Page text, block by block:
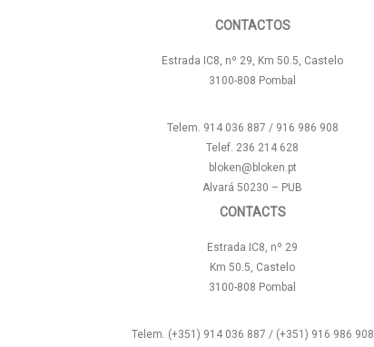
CONTACTOS
Estrada IC8, nº 29, Km 50.5, Castelo
3100-808 Pombal
Telem. 914 036 887 / 916 986 908
Telef. 236 214 628
bloken@bloken.pt
Alvará 50230 – PUB
CONTACTS
Estrada IC8, nº 29
Km 50.5, Castelo
3100-808 Pombal
Telem. (+351) 914 036 887 / (+351) 916 986 908